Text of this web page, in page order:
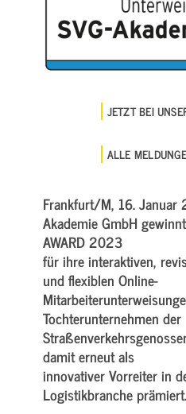
JETZT BEI
ALLE
Frankfurt/M, 16. Januar
Akademie GmbH
AWARD 2023
für ihre interaktiven,
und flexiblen Online-
Tochterunternehmen der
damit erneut als
innovativer Vorreiter in
Logistikbranche prämiert.